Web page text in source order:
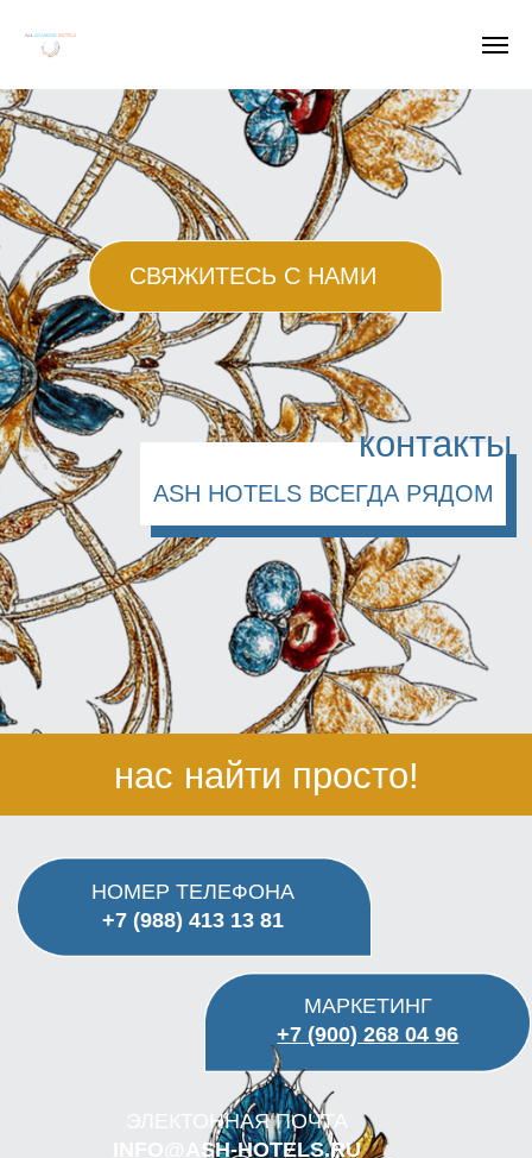
контакты
нас найти просто!
ASH HOTELS ВСЕГДА РЯДОМ
СВЯЖИТЕСЬ С НАМИ
Если у вас остались дополнительные
вопросы, напишите или позвоните нам
INFO@ASH-HOTELS.RU
АДРЕС
АДЛЕР УЛ. ПАВЛИКА МОРОЗОВА 18А
НОМЕР ТЕЛЕФОНА
+7 (988) 413 13 81
МАРКЕТИНГ
+7 (900) 268 04 96